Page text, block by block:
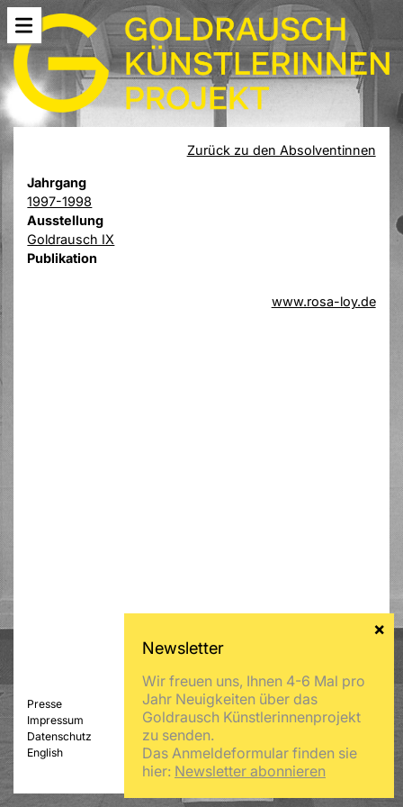
Zurück zu den Absolventinnen
Jahrgang
1997-1998
Ausstellung
Goldrausch IX
Publikation
www.rosa-loy.de
Presse
Impressum
Datenschutz
English
Wir freuen uns, Ihnen 4-6 Mal pro
Jahr Neuigkeiten über das
Goldrausch Künstlerinnenprojekt
zu senden.
Das Anmeldeformular finden sie
hier: Newsletter abonnieren